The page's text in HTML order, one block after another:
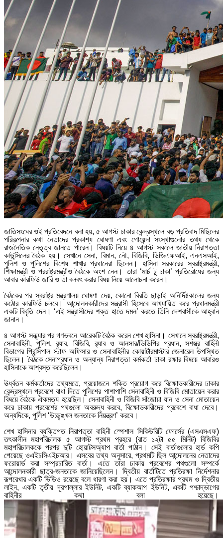
জাতিসংঘের ওই প্রতিবেদনে বলা হয়, ৫ আগস্ট ঢাকার কেন্দ্রস্থলে বড় প্রতিবাদ মিছিলের
পরিকল্পনার কথা নেতাদের প্রকাশ্য ঘোষণা এবং গোয়েন্দা সংস্থাগুলোর তথ্য থেকে
রাজনৈতিক নেতৃত্ব জানতে পারেন। বিষয়টি নিয়ে ৪ আগস্ট সকালে জাতীয় নিরাপত্তা
কাউন্সিলের বৈঠক হয়। সেখানে সেনা, বিমান, নৌ, বিজিবি, ডিজিএফআই, এনএসআই,
পুলিশ ও পুলিশের বিশেষ শাখার প্রধানেরা ছিলেন। হাসিনা সরকারের স্বরাষ্ট্রমন্ত্রী,
শিক্ষামন্ত্রী ও পররাষ্ট্রমন্ত্রীও বৈঠকে অংশ নেন। তারা ‘মার্চ টু ঢাকা’ প্রতিরোধের জন্য
আবার কারফিউ জারি ও তা বলবৎ করার বিষয় নিয়ে আলোচনা করেন।
বৈঠকের পর স্বরাষ্ট্র মন্ত্রণালয় ঘোষণা দেয়, কোনো বিরতি ছাড়াই অনির্দিষ্টকালের জন্য
কঠোর কারফিউ চলবে। আন্দোলনকারীদের সন্ত্রাসী হিসেবে আখ্যায়িত করে প্রধানমন্ত্রী
একটি বিবৃতি দেন। ‘এই সন্ত্রাসীদের শক্ত হাতে দমন’ করতে তিনি দেশবাসীকে আহ্বান
জানান।
৪ আগস্ট সন্ধ্যার পর গণভবনে আরেকটি বৈঠক করেন শেখ হাসিনা। সেখানে স্বরাষ্ট্রমন্ত্রী,
সেনাবাহিনী, পুলিশ, র‍্যাব, বিজিবি, র‍্যাব ও আনসার/ভিডিপির প্রধান, সশস্ত্র বাহিনী
বিভাগের প্রিন্সিপাল স্টাফ অফিসার ও সেনাবাহিনীর কোয়ার্টারমাস্টার জেনারেল উপস্থিত
ছিলেন। বৈঠকে সেনাপ্রধান ও অন্যান্য নিরাপত্তা কর্মকর্তা ঢাকা রক্ষার বিষয়ে আবারও
হাসিনাকে আশ্বস্ত করেছিলেন।
ঊর্ধ্বতন কর্মকর্তাদের তথ্যমতে, প্রয়োজনে শক্তি প্রয়োগ করে বিক্ষোভকারীদের ঢাকার
কেন্দ্রস্থলে প্রবেশে বাধা দিতে পুলিশের পাশাপাশি সেনাবাহিনী ও বিজিবি মোতায়েন করার
বিষয়ে বৈঠকে ঐকমত্য হয়েছিল। সেনাবাহিনী ও বিজিবি সাঁজোয়া যান ও সেনা মোতায়েন
করে ঢাকায় প্রবেশের পথগুলো অবরুদ্ধ করবে, বিক্ষোভকারীদের প্রবেশে বাধা দেবে।
অন্যদিকে, পুলিশ ‘উচ্ছৃঙ্খল জনতাকে নিয়ন্ত্রণ’ করবে।
শেখ হাসিনার ব্যক্তিগত নিরাপত্তা বাহিনী স্পেশাল সিকিউরিটি ফোর্সের (এসএসএফ)
তৎকালীন মহাপরিচালক ৫ আগস্ট প্রথম প্রহরে (রাত ১২টা ৫৫ মিনিট) বিজিবির
মহাপরিচালককে পরপর দুটি হোয়াটসঅ্যাপ বার্তা পাঠান। সেই বার্তাগুলোর হার্ড কপি
পেয়েছে ওএইচসিএইচআর। এসবের তথ্য অনুসারে, প্রথমটি ছিল আন্দোলনের নেতাদের
ফরোয়ার্ড করা সম্প্রচারিত বার্তা। এতে তারা ঢাকায় প্রবেশের পথগুলো সম্পর্কে
আন্দোলনকারী ছাত্র-জনতাকে জানিয়েছিলেন। দ্বিতীয় বার্তাটিতে প্রতিরক্ষা নির্দেশনার
রূপরেখার একটি ভিডিও রয়েছে বলে ধারণা করা হয়। এতে প্রতিরক্ষার প্রথম ও দ্বিতীয়
লাইন, একটি তৃতীয় দূরপাল্লার ইউনিট, একটি ব্যাকআপ ইউনিট, একটি পশ্চাদ্ভাগের
বাহিনীর কথা বলা হয়েছে।